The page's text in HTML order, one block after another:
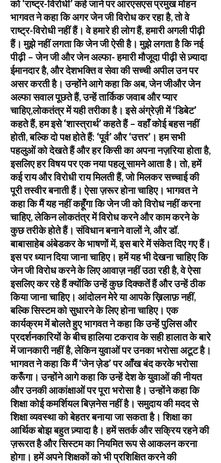
को ‘राष्ट्र-विरोधी’ कहे जाने पर आरएसएस प्रमुख मोहन
भागवत ने कहा कि अगर जेन जी विरोध कर रहा है, तो वे
राष्ट्र-विरोधी नहीं हैं। वे हमारे ही लोग हैं, हमारी अगली पीढ़ी
हैं। मुझे नहीं लगता कि जेन जी ऐसी है। मुझे लगता है कि नई
पीढ़ी – जेन जी और जेन अल्फा- हमारी मौजूदा पीढ़ी से ज़्यादा
ईमानदार है, और देशभक्ति व सेवा की सच्ची अपील उन पर
असर करती है। उन्होंने आगे कहा कि अब, जेन जीऔर जेन
अल्फा सवाल पूछते हैं, उन्हें तार्किक जवाब और प्यार
चाहिए,लोकतंत्र में यही तरीका है। इसे अंग्रेज़ी में ‘डिबेट’
कहते हैं, हम इसे ‘शास्त्रार्थ’ कहते हैं – वहाँ कोई बहस नहीं
होती, बल्कि दो पक्ष होते हैं: ‘पूर्व’ और ‘उत्तर’। हम सभी
पहलुओं को देखते हैं और हर किसी का अपना नज़रिया होता है,
इसलिए हर विषय पर एक नया पहलू सामने आता है। तो, हमें
कई राय और विरोधी राय मिलती हैं, जो मिलकर सच्चाई की
पूरी तस्वीर बनाती हैं। ऐसा ज़रूर होना चाहिए। भागवत ने
कहा कि मैं यह नहीं कहूँगा कि जेन जी को विरोध नहीं करना
चाहिए, लेकिन लोकतंत्र में विरोध करने और काम करने के
कुछ तरीके होते हैं। संविधान बनाने वालों ने, और डॉ.
बाबासाहेब अंबेडकर के भाषणों में, इस बारे में संकेत दिए गए हैं।
इस पर ध्यान दिया जाना चाहिए। हमें यह भी देखना चाहिए कि
जेन जी विरोध करने के लिए आवाज़ नहीं उठा रही है, वे ऐसा
इसलिए कर रहे हैं क्योंकि उन्हें कुछ दिक्कतें हैं और उन्हें ठीक
किया जाना चाहिए। आंदोलन मेरे या आपके ख़िलाफ़ नहीं,
बल्कि सिस्टम को सुधारने के लिए होना चाहिए। एक
कार्यक्रम में बोलते हुए भागवत ने कहा कि उन्हें पुलिस और
प्रदर्शनकारियों के बीच हालिया टकराव के सही हालात के बारे
में जानकारी नहीं है, लेकिन युवाओं पर उनका भरोसा अटूट है।
भागवत ने कहा कि मैं ‘जेन ज़ेड’ पर आँख बंद करके भरोसा
करूँगा। उन्होंने आगे कहा कि उन्हें देश के युवाओं की नीयत
और उनकी आकांक्षाओं पर पूरा भरोसा है। उन्होंने कहा कि
शिक्षा कोई कमर्शियल बिज़नेस नहीं है। समुदाय की मदद से
शिक्षा व्यवस्था को बेहतर बनाया जा सकता है। शिक्षा का
आर्थिक बोझ बहुत ज़्यादा है। हमें सतर्क और सक्रिय रहने की
ज़रूरत है और सिस्टम का नियमित रूप से आकलन करना
होगा। हमें अपने शिक्षकों को भी प्रशिक्षित करने की